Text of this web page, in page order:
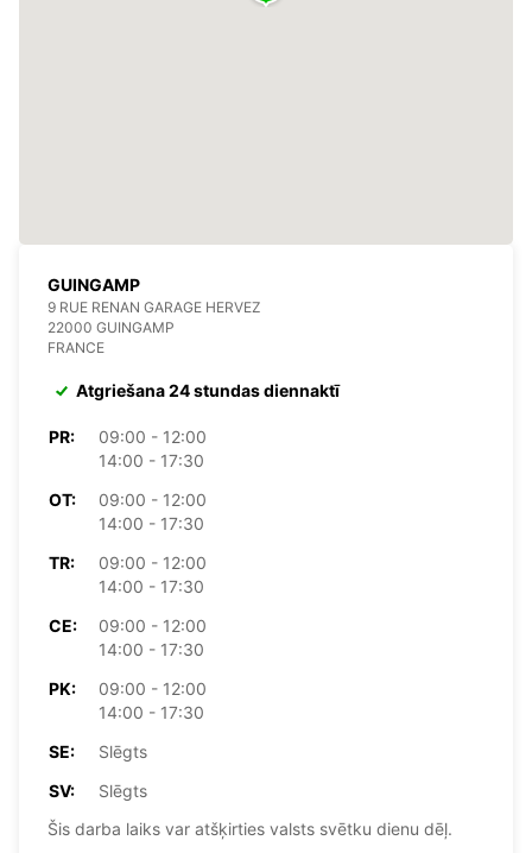
GUINGAMP
9 RUE RENAN GARAGE HERVEZ
22000 GUINGAMP
FRANCE
Atgriešana 24 stundas diennaktī
PR:
09:00 - 12:00
14:00 - 17:30
OT:
09:00 - 12:00
14:00 - 17:30
TR:
09:00 - 12:00
14:00 - 17:30
CE:
09:00 - 12:00
14:00 - 17:30
PK:
09:00 - 12:00
14:00 - 17:30
SE:
Slēgts
SV:
Slēgts
Šis darba laiks var atšķirties valsts svētku dienu dēļ.